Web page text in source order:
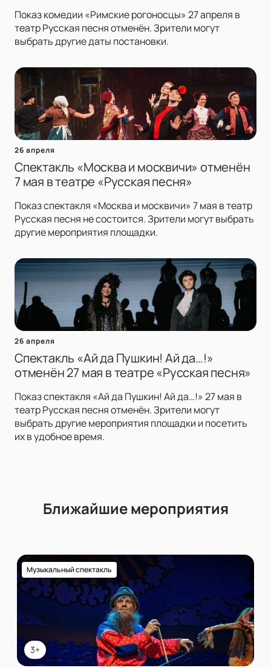
Показ комедии «Римские рогоносцы» 27 апреля в
театр Русская песня отменён. Зрители могут
выбрать другие даты постановки.
26 апреля
Спектакль «Москва и москвичи» отменён
7 мая в театре «Русская песня»
Показ спектакля «Москва и москвичи» 7 мая в театр
Русская песня не состоится. Зрители могут выбрать
другие мероприятия площадки.
26 апреля
Спектакль «Ай да Пушкин! Ай да…!»
отменён 27 мая в театре «Русская песня»
Показ спектакля «Ай да Пушкин! Ай да…!» 27 мая в
театр Русская песня отменён. Зрители могут
выбрать другие мероприятия площадки и посетить
их в удобное время.
Ближайшие мероприятия
3+
Музыкальный спектакль